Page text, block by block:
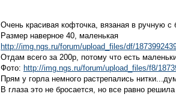
Очень красивая кофточка, вязаная в ручную с
Размер наверное 40, маленькая
http://img.ngs.ru/forum/upload_files/df/
Отдам всего за 200р, потому что есть
Фото: http://img.ngs.ru/forum/upload_files/f8/
Прям у горла немного растрепались
В глаза это не бросается, но все равно